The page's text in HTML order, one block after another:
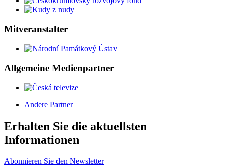
Mitveranstalter
Allgemeine Medienpartner
Andere Partner
Erhalten Sie die aktuellsten
Informationen
Abonnieren Sie den Newsletter